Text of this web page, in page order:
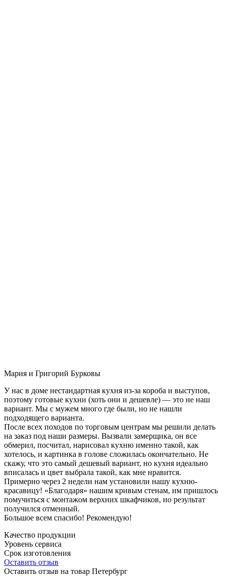
Мария и Григорий Бурковы
У нас в доме нестандартная кухня из-за короба и выступов,
поэтому готовые кухни (хоть они и дешевле) — это не наш
вариант. Мы с мужем много где были, но не нашли
подходящего варианта.
После всех походов по торговым центрам мы решили делать
на заказ под наши размеры. Вызвали замерщика, он все
обмерил, посчитал, нарисовал кухню именно такой, как
хотелось, и картинка в голове сложилась окончательно. Не
скажу, что это самый дешевый вариант, но кухня идеально
вписалась и цвет выбрала такой, как мне нравится.
Примерно через 2 недели нам установили нашу кухню-
красавицу! «Благодаря» нашим кривым стенам, им пришлось
помучиться с монтажом верхних шкафчиков, но результат
получился отменный.
Большое всем спасибо! Рекомендую!
Качество продукции
Уровень сервиса
Срок изготовления
Оставить отзыв
Оставить отзыв на товар Петербург